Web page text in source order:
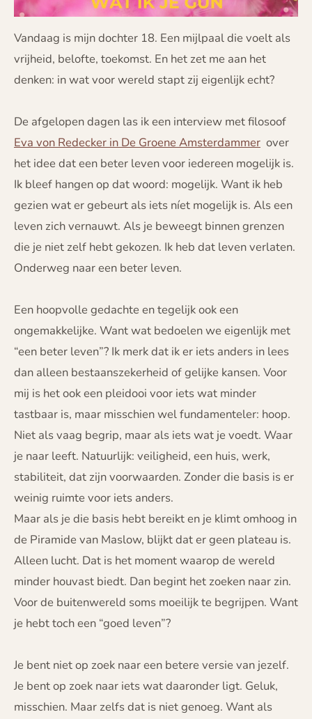
Vandaag is mijn dochter 18. Een mijlpaal die voelt als
vrijheid, belofte, toekomst. En het zet me aan het
denken: in wat voor wereld stapt zij eigenlijk echt?
De afgelopen dagen las ik een interview met filosoof
Eva von Redecker in De Groene Amsterdammer over
het idee dat een beter leven voor iedereen mogelijk is.
Ik bleef hangen op dat woord: mogelijk. Want ik heb
gezien wat er gebeurt als iets níet mogelijk is. Als een
leven zich vernauwt. Als je beweegt binnen grenzen
die je niet zelf hebt gekozen. Ik heb dat leven verlaten.
Onderweg naar een beter leven.
Een hoopvolle gedachte en tegelijk ook een
ongemakkelijke. Want wat bedoelen we eigenlijk met
“een beter leven”? Ik merk dat ik er iets anders in lees
dan alleen bestaanszekerheid of gelijke kansen. Voor
mij is het ook een pleidooi voor iets wat minder
tastbaar is, maar misschien wel fundamenteler: hoop.
Niet als vaag begrip, maar als iets wat je voedt. Waar
je naar leeft. Natuurlijk: veiligheid, een huis, werk,
stabiliteit, dat zijn voorwaarden. Zonder die basis is er
weinig ruimte voor iets anders.
Maar als je die basis hebt bereikt en je klimt omhoog in
de Piramide van Maslow, blijkt dat er geen plateau is.
Alleen lucht. Dat is het moment waarop de wereld
minder houvast biedt. Dan begint het zoeken naar zin.
Voor de buitenwereld soms moeilijk te begrijpen. Want
je hebt toch een “goed leven”?
Je bent niet op zoek naar een betere versie van jezelf.
Je bent op zoek naar iets wat daaronder ligt. Geluk,
misschien. Maar zelfs dat is niet genoeg. Want als